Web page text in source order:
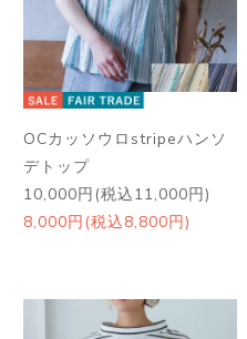
OCカッソウロstripeハンソ
デトップ
10,000円(税込11,000円)
8,000円(税込8,800円)